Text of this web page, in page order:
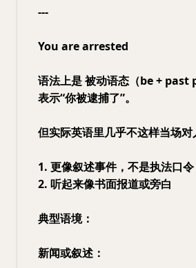
---
You are arrested
语法上是 被动语态（be + past
表示“你被逮捕了”。
但实际英语里几乎不这样当场对
1. 更像叙述事件，不是执法口令
2. 听起来像书面报道或旁白
典型语境：
新闻或叙述：